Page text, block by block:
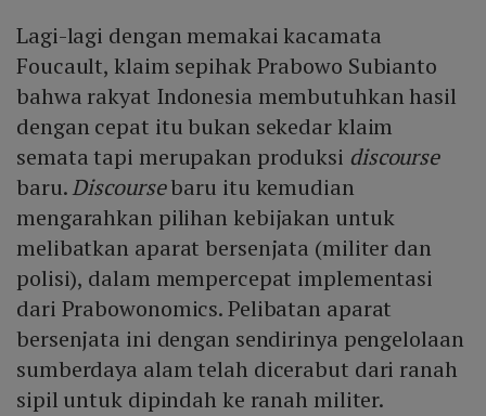
Lagi-lagi dengan memakai kacamata
Foucault, klaim sepihak Prabowo Subianto
bahwa rakyat Indonesia membutuhkan hasil
dengan cepat itu bukan sekedar klaim
semata tapi merupakan produksi discourse
baru.Discoursebaru itu kemudian
mengarahkan pilihan kebijakan untuk
melibatkan aparat bersenjata (militer dan
polisi), dalam mempercepat implementasi
dari Prabowonomics. Pelibatan aparat
bersenjata ini dengan sendirinya pengelolaan
sumberdaya alam telah dicerabut dari ranah
sipil untuk dipindah ke ranah militer.